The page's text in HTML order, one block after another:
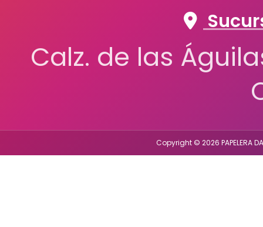
Calz. de las
Copyright © 2026 PAPELERA